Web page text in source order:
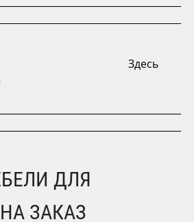
ДЛЯ
ЗАКАЗ